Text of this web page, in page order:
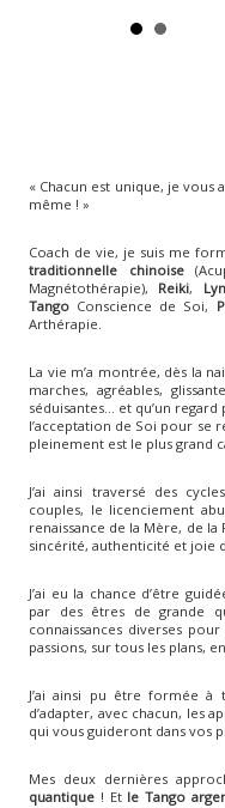
« Chacun est unique, je
même ! »
Coach de vie, je suis me
traditionnelle chinoise
Magnétothérapie), Reiki,
Tango Conscience de Soi,
Arthérapie.
La vie m’a montrée, dès la
marches, agréables,
séduisantes… et qu’un
l’acceptation de Soi pour se
pleinement est le plus grand
J’ai ainsi traversé des
couples, le licenciement
renaissance de la Mère, de
sincérité, authenticité et joie
J’ai eu la chance d’être
par des êtres de grande
connaissances diverses
passions, sur tous les plans,
J’ai ainsi pu être formée
d’adapter, avec chacun, les
qui vous guideront dans vos
Mes deux dernières
quantique! Et le Tango